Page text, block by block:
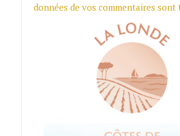
données de vos commentaires sont